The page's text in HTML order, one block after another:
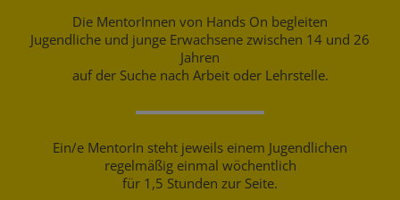
Die MentorInnen von Hands On begleiten
Jugendliche und junge Erwachsene zwischen 14 und 26
Jahren
auf der Suche nach Arbeit oder Lehrstelle.
Ein/e MentorIn steht jeweils einem Jugendlichen
regelmäßig einmal wöchentlich
für 1,5 Stunden zur Seite.